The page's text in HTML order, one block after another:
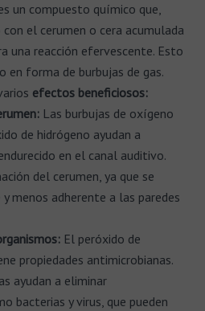
un compuesto químico que,
el cerumen o cera acumulada
una reacción efervescente. Esto
en forma de burbujas de gas.
efectos beneficiosos:
Las burbujas de oxígeno
de hidrógeno ayudan a
en el canal auditivo.
del cerumen, ya que se
menos adherente a las paredes
El peróxido de
propiedades antimicrobianas.
ayudan a eliminar
bacterias y virus, que pueden